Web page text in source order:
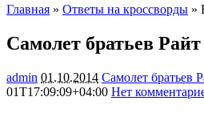
Главная » Ответы на кроссворды »
Самолет братьев Райт
admin 01.10.2014 Самолет братьев
01T17:09:09+04:00 Нет